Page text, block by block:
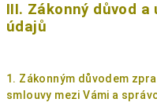
III. Zákonný důvod
údajů
1. Zákonným důvodem
smlouvy mezi Vámi a